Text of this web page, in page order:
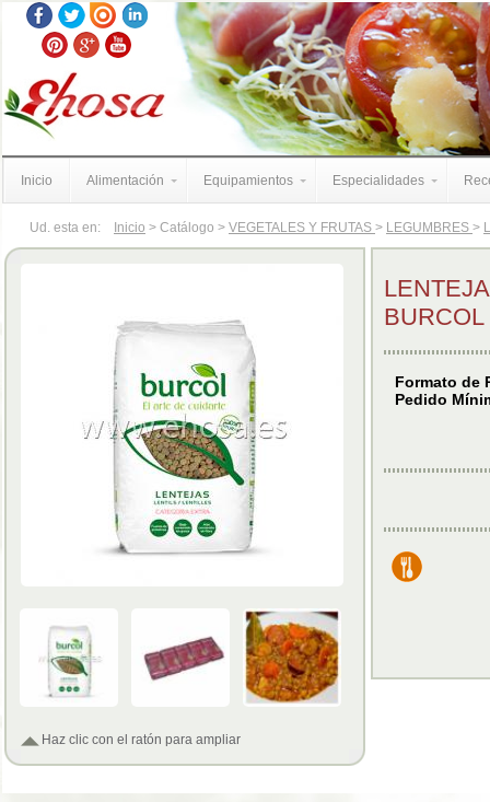
Inicio Alimentación Equipamientos Especialidades
Ud. esta en: Inicio > Catálogo > VEGETALES Y FRUTAS > LEGUMBRES >
Haz clic con el ratón para ampliar
BURCOL
Formato de
Pedido